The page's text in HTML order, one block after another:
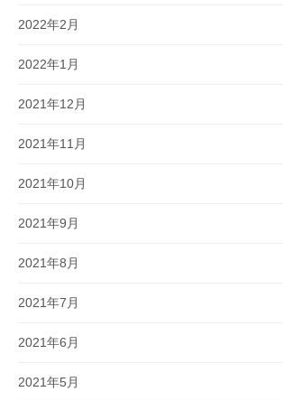
2022年2月
2022年1月
2021年12月
2021年11月
2021年10月
2021年9月
2021年8月
2021年7月
2021年6月
2021年5月